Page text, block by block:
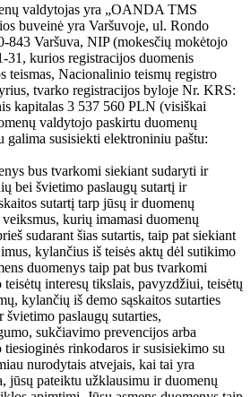
valdytojas yra „OANDA TMS
buveinė yra Varšuvoje, ul. Rondo
843 Varšuva, NIP (mokesčių mokėtojo
31, kurios registracijos duomenis
teismas, Nacionalinio teismų registro
tvarko registracijos byloje Nr. KRS:
kapitalas 3 537 560 PLN (visiškai
valdytojo paskirtu duomenų
galima susisiekti elektroniniu paštu:
bus tvarkomi siekiant sudaryti ir
bei švietimo paslaugų sutartį ir
sutartį tarp jūsų ir duomenų
kurių imamasi duomenų
sudarant šias sutartis, taip pat siekiant
kylančius iš teisės aktų dėl sutikimo
duomenys taip pat bus tvarkomi
interesų tikslais, pavyzdžiui, teisėtų
kylančių iš demo sąskaitos sutarties
paslaugų sutarties,
sukčiavimo prevencijos arba
rinkodaros ir susisiekimo su
nurodytais atvejais, kai tai yra
jūsų pateiktu užklausimu ir duomenų